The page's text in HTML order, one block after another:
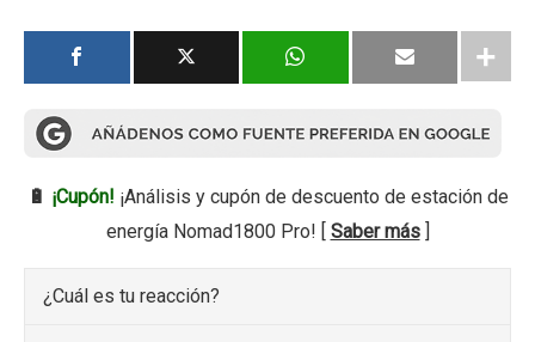
🔋 ¡Cupón! ¡Análisis y cupón de descuento de estación de
energía Nomad1800 Pro! [ Saber más]
¿Cuál es tu reacción?